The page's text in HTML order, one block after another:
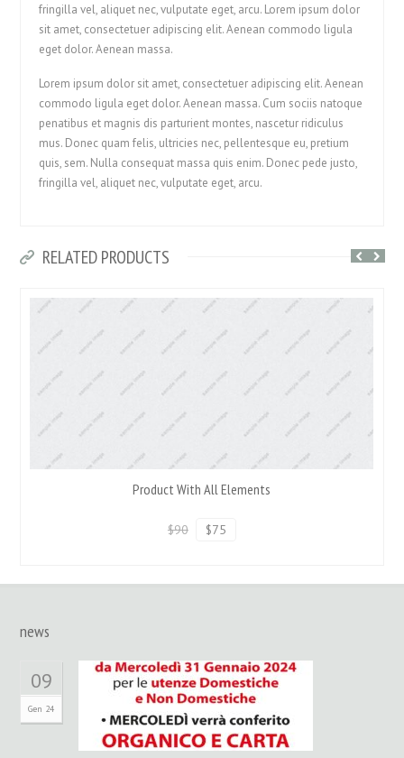
fringilla vel, aliquet nec, vulputate eget, arcu. Lorem ipsum dolor
sit amet, consectetuer adipiscing elit. Aenean commodo ligula
eget dolor. Aenean massa.
Lorem ipsum dolor sit amet, consectetuer adipiscing elit. Aenean
commodo ligula eget dolor. Aenean massa. Cum sociis natoque
penatibus et magnis dis parturient montes, nascetur ridiculus
mus. Donec quam felis, ultricies nec, pellentesque eu, pretium
quis, sem. Nulla consequat massa quis enim. Donec pede justo,
fringilla vel, aliquet nec, vulputate eget, arcu.
RELATED PRODUCTS
Product With All Elements
$90 $75
news
09
Gen 24